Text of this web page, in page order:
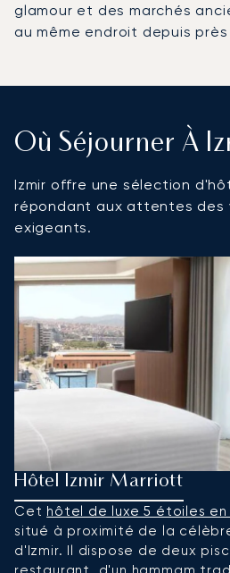
glamour et des marchés
au même endroit depuis
Où Séjourner À
Izmir offre une sélection
répondant aux attentes des
exigeants.
Hôtel Izmir Marriott
Cet hôtel de luxe 5 étoiles
situé à proximité de la
d'Izmir. Il dispose de deux